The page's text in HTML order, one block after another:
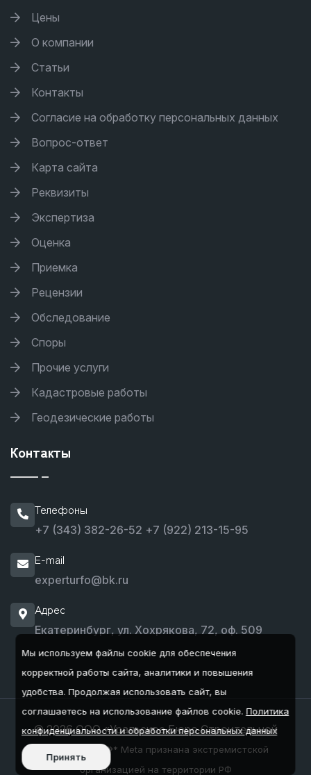
Цены
О компании
Статьи
Контакты
Согласие на обработку персональных данных
Вопрос-ответ
Карта сайта
Реквизиты
Экспертиза
Оценка
Приемка
Рецензии
Обследование
Споры
Прочие услуги
Кадастровые работы
Геодезические работы
Контакты
Телефоны
+7 (343) 382-26-52 +7 (922) 213-15-95
E-mail
experturfo@bk.ru
Адрес
Екатеринбург, ул. Хохрякова, 72, оф. 509
© 2026 ООО «Уральское Бюро Строительной
Экспертизы»* Meta признана экстремистской
организацией на территории РФ
Мы используем файлы cookie для обеспечения
корректной работы сайта, аналитики и повышения
удобства. Продолжая использовать сайт, вы
соглашаетесь на использование файлов cookie. Политика
конфиденциальности и обработки персональных данных
Принять